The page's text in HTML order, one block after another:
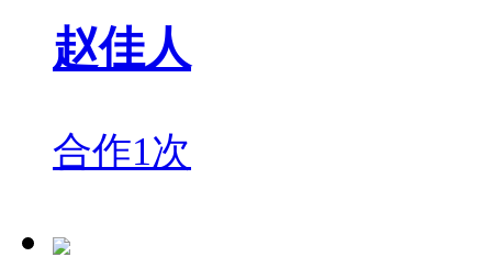
赵佳人
合作1次